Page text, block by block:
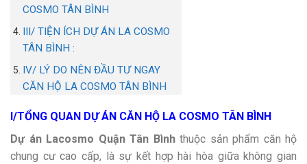
COSMO TÂN BÌNH
III/ TIỆN ÍCH DỰ ÁN LA COSMO
TÂN BÌNH :
IV/ LÝ DO NÊN ĐẦU TƯ NGAY
CĂN HỘ LA COSMO TÂN BÌNH
I/TỔNG QUAN DỰ ÁN CĂN HỘ LA COSMO TÂN BÌNH
Dự án Lacosmo Quận Tân Bìnhthuộc sản phẩm căn hộ
chung cư cao cấp, là sự kết hợp hài hòa giữa không gian